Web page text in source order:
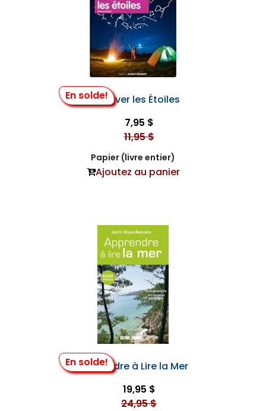
En solde!Observer les Étoiles
7,95 $
11,95 $
Papier (livre entier)
Ajoutez au panier
En solde!
Apprendre à Lire la Mer
19,95 $
24,95 $